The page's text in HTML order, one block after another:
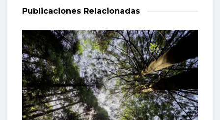
Publicaciones Relacionadas